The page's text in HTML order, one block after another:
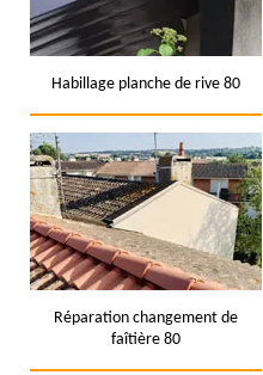
Habillage planche de rive 80
Réparation changement de
faîtière 80